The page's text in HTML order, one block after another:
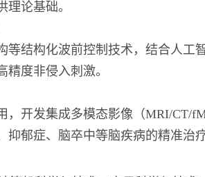
论基础。
等结构化波前控制技术，结合人工
度非侵入刺激。
，开发集成多模态影像（MRI/CT/
郁症、脑卒中等脑疾病的精准治疗